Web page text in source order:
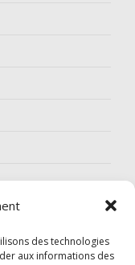
des technologies
aux informations des